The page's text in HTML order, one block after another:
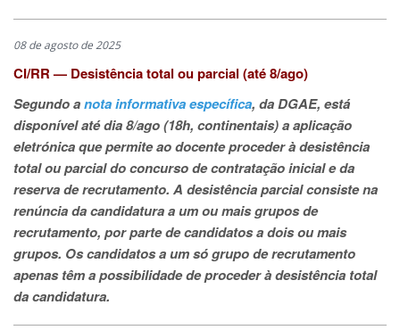
08 de agosto de 2025
CI/RR — Desistência total ou parcial (até 8/ago)
Segundo anota informativa específica, da DGAE, está
disponível até dia 8/ago (18h, continentais) a aplicação
eletrónica que permite ao docente proceder à desistência
total ou parcial do concurso de contratação inicial e da
reserva de recrutamento. A desistência parcial consiste na
renúncia da candidatura a um ou mais grupos de
recrutamento, por parte de candidatos a dois ou mais
grupos. Os candidatos a um só grupo de recrutamento
apenas têm a possibilidade de proceder à desistência total
da candidatura.